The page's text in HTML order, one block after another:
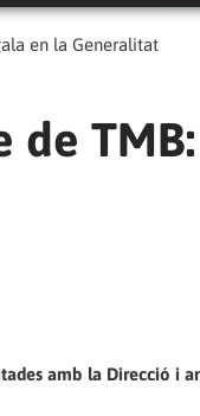
en la Generalitat
amb la Direcció i